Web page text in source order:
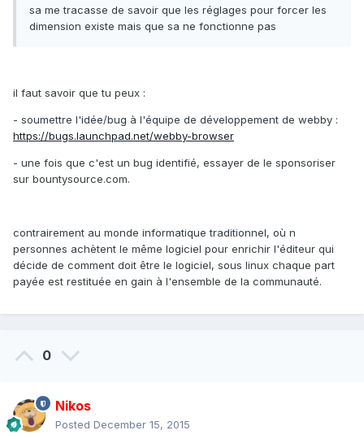
sa me tracasse de savoir que les réglages pour forcer les
dimension existe mais que sa ne fonctionne pas
il faut savoir que tu peux :
- soumettre l'idée/bug à l'équipe de développement de webby :
https://bugs.launchpad.net/webby-browser
- une fois que c'est un bug identifié, essayer de le sponsoriser
sur bountysource.com.
contrairement au monde informatique traditionnel, où n
personnes achètent le même logiciel pour enrichir l'éditeur qui
décide de comment doit être le logiciel, sous linux chaque part
payée est restituée en gain à l'ensemble de la communauté.
0
Nikos
Posted December 15, 2015